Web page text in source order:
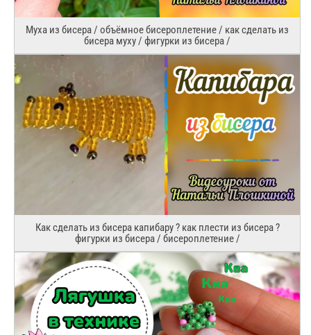
Муха из бисера / объёмное бисероплетение / как сделать из
бисера муху / фигурки из бисера /
Как сделать из бисера капибару ? как плести из бисера ?
фигурки из бисера / бисероплетение /